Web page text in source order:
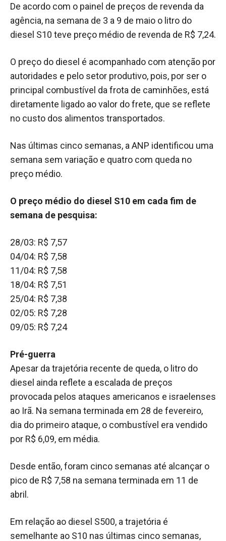
De acordo com o painel de preços de revenda da
agência, na semana de 3 a 9 de maio o litro do
diesel S10 teve preço médio de revenda de R$ 7,24.
O preço do diesel é acompanhado com atenção por
autoridades e pelo setor produtivo, pois, por ser o
principal combustível da frota de caminhões, está
diretamente ligado ao valor do frete, que se reflete
no custo dos alimentos transportados.
Nas últimas cinco semanas, a ANP identificou uma
semana sem variação e quatro com queda no
preço médio.
O preço médio do diesel S10 em cada fim de
semana de pesquisa:
28/03: R$ 7,57
04/04: R$ 7,58
11/04: R$ 7,58
18/04: R$ 7,51
25/04: R$ 7,38
02/05: R$ 7,28
09/05: R$ 7,24
Pré-guerra
Apesar da trajetória recente de queda, o litro do
diesel ainda reflete a escalada de preços
provocada pelos ataques americanos e israelenses
ao Irã. Na semana terminada em 28 de fevereiro,
dia do primeiro ataque, o combustível era vendido
por R$ 6,09, em média.
Desde então, foram cinco semanas até alcançar o
pico de R$ 7,58 na semana terminada em 11 de
abril.
Em relação ao diesel S500, a trajetória é
semelhante ao S10 nas últimas cinco semanas,